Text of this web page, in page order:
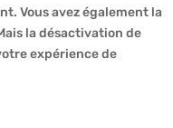
Vous avez également la
la désactivation de
expérience de